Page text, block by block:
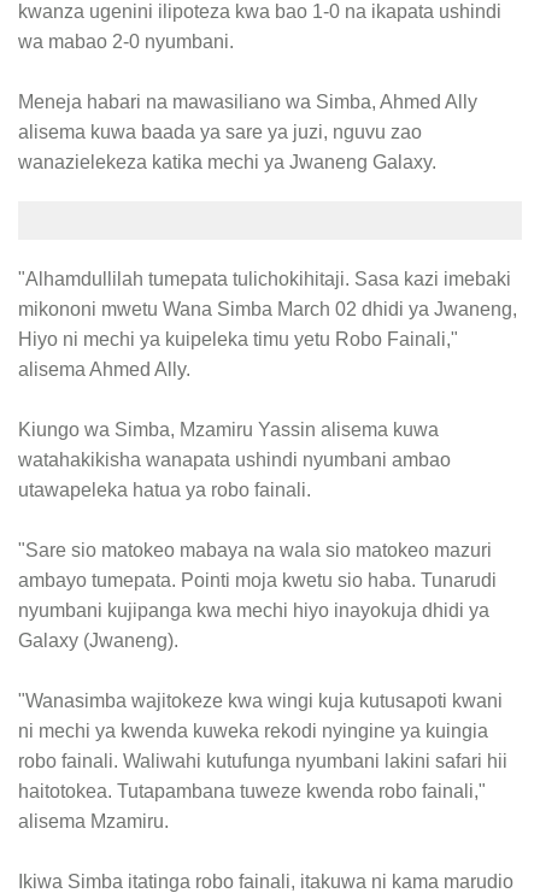
kwanza ugenini ilipoteza kwa bao 1-0 na ikapata ushindi
wa mabao 2-0 nyumbani.
Meneja habari na mawasiliano wa Simba, Ahmed Ally
alisema kuwa baada ya sare ya juzi, nguvu zao
wanazielekeza katika mechi ya Jwaneng Galaxy.
"Alhamdullilah tumepata tulichokihitaji. Sasa kazi imebaki
mikononi mwetu Wana Simba March 02 dhidi ya Jwaneng,
Hiyo ni mechi ya kuipeleka timu yetu Robo Fainali,"
alisema Ahmed Ally.
Kiungo wa Simba, Mzamiru Yassin alisema kuwa
watahakikisha wanapata ushindi nyumbani ambao
utawapeleka hatua ya robo fainali.
"Sare sio matokeo mabaya na wala sio matokeo mazuri
ambayo tumepata. Pointi moja kwetu sio haba. Tunarudi
nyumbani kujipanga kwa mechi hiyo inayokuja dhidi ya
Galaxy (Jwaneng).
"Wanasimba wajitokeze kwa wingi kuja kutusapoti kwani
ni mechi ya kwenda kuweka rekodi nyingine ya kuingia
robo fainali. Waliwahi kutufunga nyumbani lakini safari hii
haitotokea. Tutapambana tuweze kwenda robo fainali,"
alisema Mzamiru.
Ikiwa Simba itatinga robo fainali, itakuwa ni kama marudio